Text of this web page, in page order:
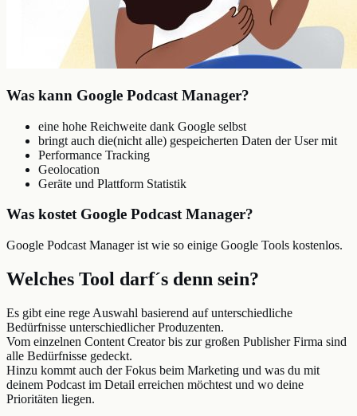
Was kann Google Podcast Manager?
eine hohe Reichweite dank Google selbst
bringt auch die(nicht alle) gespeicherten Daten der User mit
Performance Tracking
Geolocation
Geräte und Plattform Statistik
Was kostet Google Podcast Manager?
Google Podcast Manager ist wie so einige Google Tools kostenlos.
Welches Tool darf´s denn sein?
Es gibt eine rege Auswahl basierend auf unterschiedliche
Bedürfnisse unterschiedlicher Produzenten.
Vom einzelnen Content Creator bis zur großen Publisher Firma sind
alle Bedürfnisse gedeckt.
Hinzu kommt auch der Fokus beim Marketing und was du mit
deinem Podcast im Detail erreichen möchtest und wo deine
Prioritäten liegen.